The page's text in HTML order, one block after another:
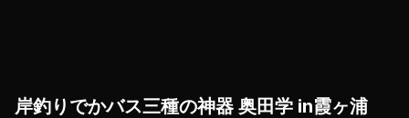
岸釣りでかバス三種の神器 奥田学 in霞ヶ浦